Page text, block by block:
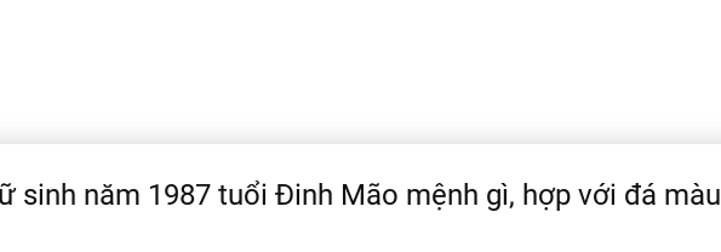
sinh năm 1987 tuổi Đinh Mão mệnh gì, hợp với đá màu